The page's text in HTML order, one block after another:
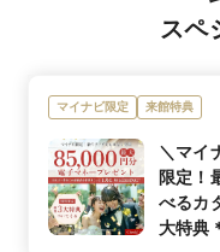
ウエディン
タキシード
ウエディ
カラード
マタニティド
あり
気に入った
ダーできる
当館専属の
オリジナルメ
ニュー
可
非日常フレ
テーマに合
オススメ演出 ご希望でお
スペ
マイナビ限定 来館特典
＼マイ
限定！
べるカ
大特典